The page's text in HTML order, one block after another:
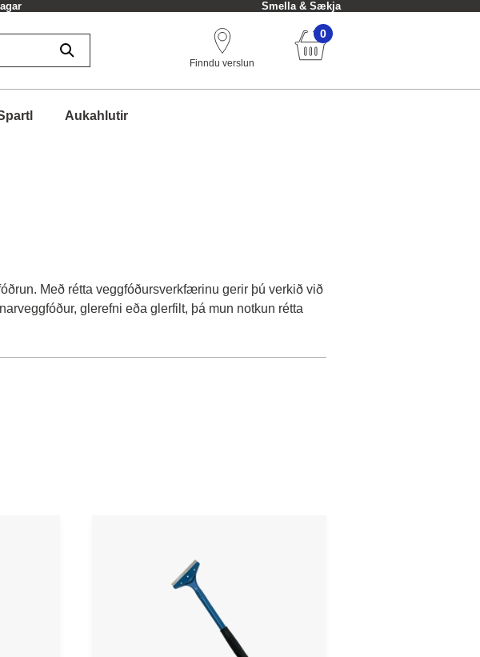
Smella & Sækja
Finndu verslun
0
Aukahlutir
Með rétta veggfóðursverkfærinu gerir þú verkið við
glerefni eða glerfilt, þá mun notkun rétta